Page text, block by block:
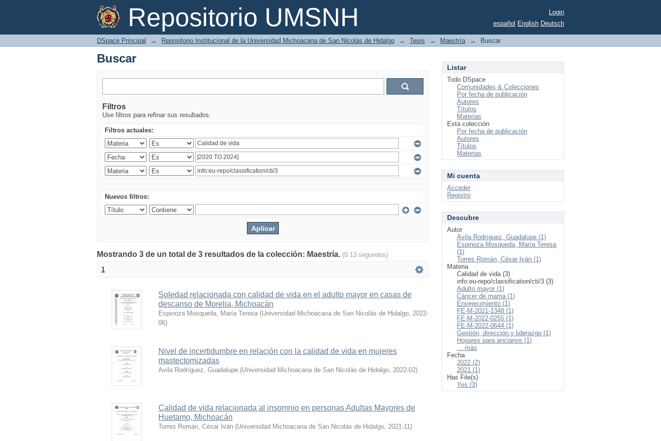
Repositorio UMSNH
Buscar
Login
español English Deutsch
DSpace Principal → Repositorio Institucional de la Universidad Michoacana de San Nicolás de Hidalgo → Tesis → Maestría → Buscar
Buscar
Filtros
Use filtros para refinar sus resultados.
Filtros actuales:
Nuevos filtros:
Mostrando 3 de un total de 3 resultados de la colección: Maestría. (0.13 segundos)
1
Soledad relacionada con calidad de vida en el adulto mayor en casas de
descanso de Morelia, Michoacán
Espinoza Mosqueda, María Teresa (Universidad Michoacana de San Nicolás de Hidalgo, 2022-
06)
Nivel de incertidumbre en relación con la calidad de vida en mujeres
mastectomizadas
Avila Rodríguez, Guadalupe (Universidad Michoacana de San Nicolás de Hidalgo, 2022-02)
Calidad de vida relacionada al insomnio en personas Adultas Mayores de
Huetamo, Michoacán
Torres Román, César Iván (Universidad Michoacana de San Nicolás de Hidalgo, 2021-11)
Listar
Todo DSpace
Comunidades & Colecciones
Por fecha de publicación
Autores
Títulos
Materias
Esta colección
Por fecha de publicación
Autores
Títulos
Materias
Mi cuenta
Acceder
Registro
Descubre
Autor
Avila Rodríguez, Guadalupe (1)
Espinoza Mosqueda, María Teresa
(1)
Torres Román, César Iván (1)
Materia
Calidad de vida (3)
info:eu-repo/classification/cti/3 (3)
Adulto mayor (1)
Cáncer de mama (1)
Envejecimiento (1)
FE-M-2021-1348 (1)
FE-M-2022-0255 (1)
FE-M-2022-0644 (1)
Gestión, dirección y liderazgo (1)
Hogares para ancianos (1)
... más
Fecha
2022 (2)
2021 (1)
Has File(s)
Yes (3)